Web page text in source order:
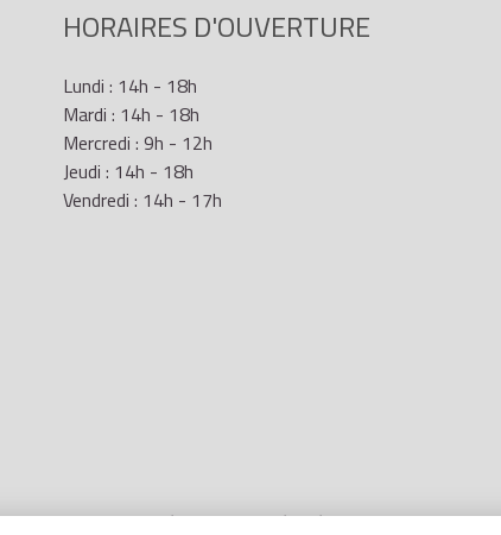
HORAIRES D'OUVERTURE
Lundi : 14h - 18h
Mardi : 14h - 18h
Mercredi : 9h - 12h
Jeudi : 14h - 18h
Vendredi : 14h - 17h
Mentions Légales- Site réalisé parLR Marketing